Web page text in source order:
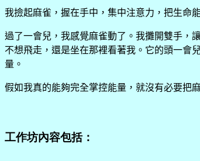
我撿起麻雀，握在手中，集中注意力，把生命
過了一會兒，我感覺麻雀動了。我攤開雙手，
不想飛走，還是坐在那裡看著我。它的頭一會
量。
假如我真的能夠完全掌控能量，就沒有必要把
工作坊內容包括：